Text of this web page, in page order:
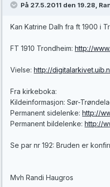
På 27.5.2011 den 19.28,
Kan Katrine Dalh fra ft 1900 i
FT 1910 Trondheim: http://
Vielse: http://
Fra kirkeboka:
Kildeinformasjon: Sør-
Permanent sidelenke: http://
Permanent bildelenke: http://
Se par nr 192: Bruden er
Mvh Randi Haugros